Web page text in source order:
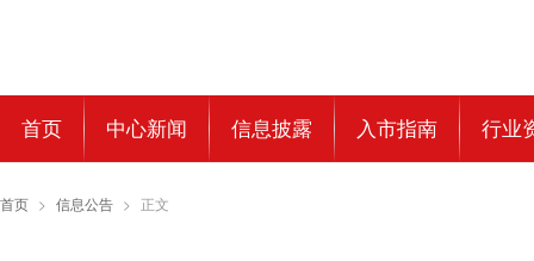
首页 中心新闻 信息披露 入市指南 行业
首页 > 信息公告 > 正文